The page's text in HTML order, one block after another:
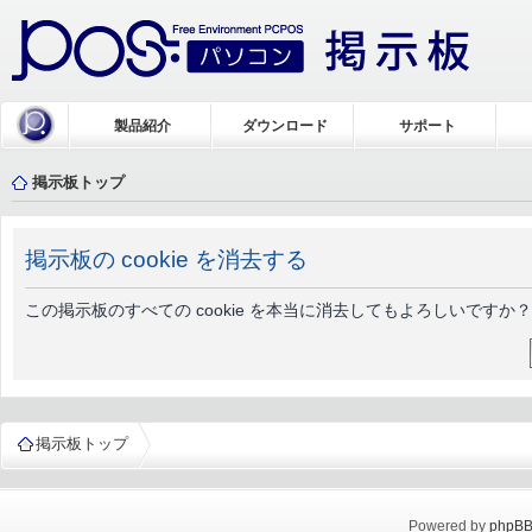
製品紹介 ダウンロード サポート
掲示板トップ
掲示板の cookie を消去する
この掲示板のすべての cookie を本当に消去してもよろしいですか？
掲示板トップ
Powered by phpBB